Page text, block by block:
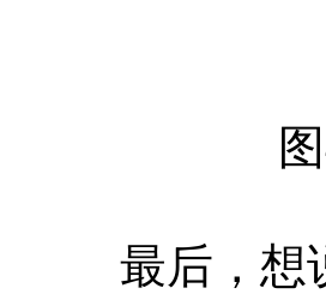
最后，想说